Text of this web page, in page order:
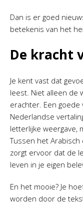
Dan is er goed
betekenis van het
De kracht
Je kent vast dat
leest. Niet alleen de
erachter. Een
Nederlandse
letterlijke weergave,
Tussen het Arabisch
zorgt ervoor dat de
leven in je eigen
En het mooie? Je
worden door de